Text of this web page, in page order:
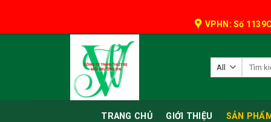
content
VPHN: Số
Tìm
TRANG CHỦ GIỚI THIỆU SẢN PHẨM